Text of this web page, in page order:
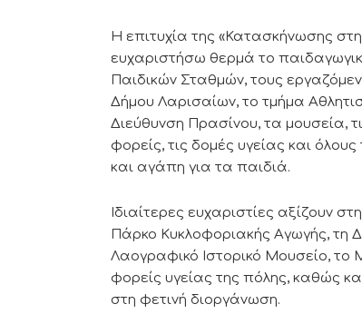
Η επιτυχία της «Κατασκήνωσης
ευχαριστήσω θερμά το
Παιδικών Σταθμών, τους
Δήμου Λαρισαίων, το τμήμα
Διεύθυνση Πρασίνου, τα μουσεία,
φορείς, τις δομές υγείας και
και αγάπη για τα παιδιά.
Ιδιαίτερες ευχαριστίες αξίζουν
Πάρκο Κυκλοφοριακής Αγωγής, τη
Λαογραφικό Ιστορικό Μουσείο, το
φορείς υγείας της πόλης, καθώς
στη φετινή διοργάνωση.